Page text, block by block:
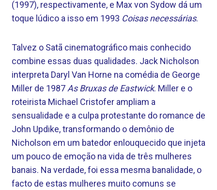
(1997), respectivamente, e Max von Sydow dá um
toque lúdico a isso em 1993 Coisas necessárias.
Talvez o Satã cinematográfico mais conhecido
combine essas duas qualidades. Jack Nicholson
interpreta Daryl Van Horne na comédia de George
Miller de 1987 As Bruxas de Eastwick. Miller e o
roteirista Michael Cristofer ampliam a
sensualidade e a culpa protestante do romance de
John Updike, transformando o demônio de
Nicholson em um batedor enlouquecido que injeta
um pouco de emoção na vida de três mulheres
banais. Na verdade, foi essa mesma banalidade, o
facto de estas mulheres muito comuns se